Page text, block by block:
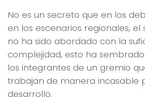
No es un secreto que en los
en los escenarios regionales,
no ha sido abordado con la
complejidad, esto ha
los integrantes de un gremio
trabajan de manera incasable
desarrollo.